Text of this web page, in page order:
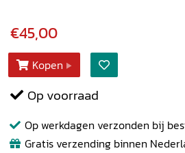
€45,00
Kopen
Op voorraad
Op werkdagen verzonden bij
Gratis verzending binnen